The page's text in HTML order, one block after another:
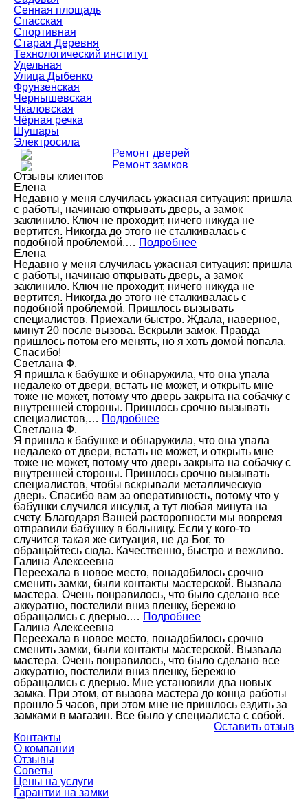
Сенная площадь
Спасская
Спортивная
Старая Деревня
Технологический институт
Удельная
Улица Дыбенко
Фрунзенская
Чернышевская
Чкаловская
Чёрная речка
Шушары
Электросила
Ремонт дверей
Ремонт замков
Отзывы клиентов
Елена
Недавно у меня случилась ужасная ситуация: пришла
с работы, начинаю открывать дверь, а замок
заклинило. Ключ не проходит, ничего никуда не
вертится. Никогда до этого не сталкивалась с
подобной проблемой.… Подробнее
Елена
Недавно у меня случилась ужасная ситуация: пришла
с работы, начинаю открывать дверь, а замок
заклинило. Ключ не проходит, ничего никуда не
вертится. Никогда до этого не сталкивалась с
подобной проблемой. Пришлось вызывать
специалистов. Приехали быстро. Ждала, наверное,
минут 20 после вызова. Вскрыли замок. Правда
пришлось потом его менять, но я хоть домой попала.
Спасибо!
Светлана Ф.
Я пришла к бабушке и обнаружила, что она упала
недалеко от двери, встать не может, и открыть мне
тоже не может, потому что дверь закрыта на собачку с
внутренней стороны. Пришлось срочно вызывать
специалистов,… Подробнее
Светлана Ф.
Я пришла к бабушке и обнаружила, что она упала
недалеко от двери, встать не может, и открыть мне
тоже не может, потому что дверь закрыта на собачку с
внутренней стороны. Пришлось срочно вызывать
специалистов, чтобы вскрывали металлическую
дверь. Спасибо вам за оперативность, потому что у
бабушки случился инсульт, а тут любая минута на
счету. Благодаря Вашей расторопности мы вовремя
отправили бабушку в больницу. Если у кого-то
случится такая же ситуация, не да Бог, то
обращайтесь сюда. Качественно, быстро и вежливо.
Галина Алексеевна
Переехала в новое место, понадобилось срочно
сменить замки, были контакты мастерской. Вызвала
мастера. Очень понравилось, что было сделано все
аккуратно, постелили вниз пленку, бережно
обращались с дверью.… Подробнее
Галина Алексеевна
Переехала в новое место, понадобилось срочно
сменить замки, были контакты мастерской. Вызвала
мастера. Очень понравилось, что было сделано все
аккуратно, постелили вниз пленку, бережно
обращались с дверью. Мне установили два новых
замка. При этом, от вызова мастера до конца работы
прошло 5 часов, при этом мне не пришлось ездить за
замками в магазин. Все было у специалиста с собой.
Оставить отзыв
Контакты
О компании
Отзывы
Советы
Цены на услуги
Гарантии на замки